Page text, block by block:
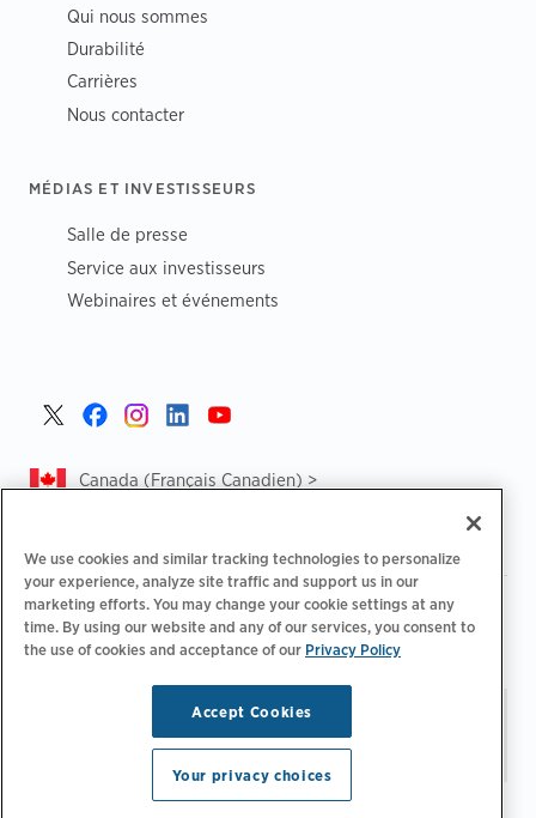
Qui nous sommes
Durabilité
Carrières
Nous contacter
MÉDIAS ET INVESTISSEURS
Salle de presse
Service aux investisseurs
Webinaires et événements
Canada (Français Canadien) >
Politique de confidentialité‌ | Choix de confidentialité
Informations légales | Déclaration d'accessibilité |
Code de
conduite des fournisseurs
| CA Forced and Child Labour Report
Préférences
relatives aux e-mails
© 2026 ChargePoint, Inc.
Tous droits réservés.
We use cookies and similar tracking technologies to personalize
your experience, analyze site traffic and support us in our
marketing efforts. You may change your cookie settings at any
time. By using our website and any of our services, you consent to
the use of cookies and acceptance of our Privacy Policy
Accept Cookies
Your privacy choices